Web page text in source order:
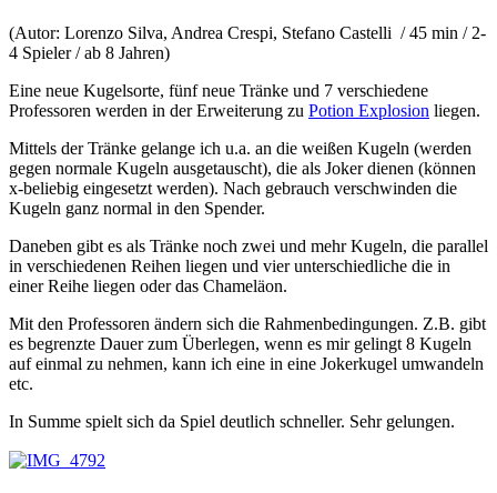
(Autor: Lorenzo Silva, Andrea Crespi, Stefano Castelli / 45 min / 2-
4 Spieler / ab 8 Jahren)
Eine neue Kugelsorte, fünf neue Tränke und 7 verschiedene
Professoren werden in der Erweiterung zu Potion Explosion liegen.
Mittels der Tränke gelange ich u.a. an die weißen Kugeln (werden
gegen normale Kugeln ausgetauscht), die als Joker dienen (können
x-beliebig eingesetzt werden). Nach gebrauch verschwinden die
Kugeln ganz normal in den Spender.
Daneben gibt es als Tränke noch zwei und mehr Kugeln, die parallel
in verschiedenen Reihen liegen und vier unterschiedliche die in
einer Reihe liegen oder das Chameläon.
Mit den Professoren ändern sich die Rahmenbedingungen. Z.B. gibt
es begrenzte Dauer zum Überlegen, wenn es mir gelingt 8 Kugeln
auf einmal zu nehmen, kann ich eine in eine Jokerkugel umwandeln
etc.
In Summe spielt sich da Spiel deutlich schneller. Sehr gelungen.